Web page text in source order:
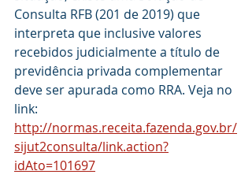
Consulta RFB (201 de 2019) que
interpreta que inclusive valores
recebidos judicialmente a título de
previdência privada complementar
deve ser apurada como RRA. Veja no
link:
http://normas.receita.fazenda.gov.br/
sijut2consulta/link.action?
idAto=101697